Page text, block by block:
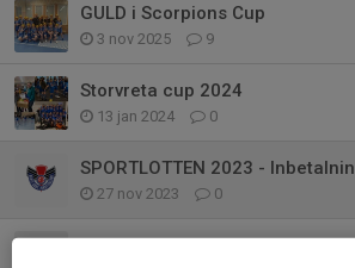
GULD i Scorpions Cup
3 nov 2025 9
Storvreta cup 2024
13 jan 2024 0
SPORTLOTTEN 2023 -
27 nov 2023 0
SPORTLOTTEN 2023 - LOTTER